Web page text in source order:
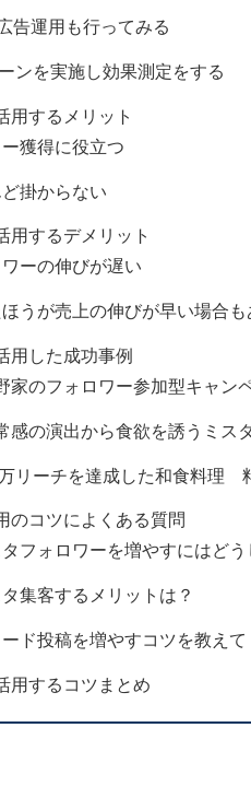
告運用も行ってみる
ンを実施し効果測定をする
用するメリット
獲得に役立つ
掛からない
用するデメリット
ーの伸びが遅い
うが売上の伸びが早い場合も
用した成功事例
家のフォロワー参加型キャン
感の演出から食欲を誘うミス
リーチを達成した和食料理
のコツによくある質問
フォロワーを増やすにはど
集客するメリットは？
ド投稿を増やすコツを教えて
用するコツまとめ